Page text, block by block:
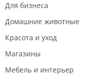
Для бизнеса
Домашние животные
Красота и уход
Магазины
Мебель и интерьер